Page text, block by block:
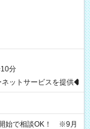
分
ットサービスを提供◆
始で相談OK！ ※9月